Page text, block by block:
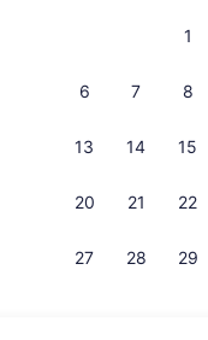
1
6 7 8
13 14 15
20 21 22
27 28 29